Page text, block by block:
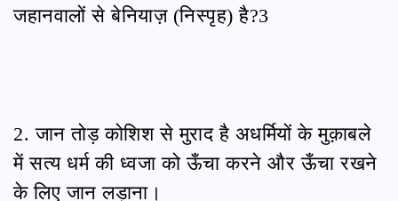
जहानवालों से बेनियाज़ (निस्पृह) है?3
2. जान तोड़ कोशिश से मुराद है अधर्मियों के मुक़ाबले
में सत्य धर्म की ध्वजा को ऊँचा करने और ऊँचा रखने
के लिए जान लड़ाना।